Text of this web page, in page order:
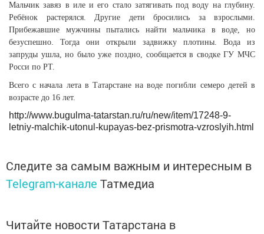
Мальчик завяз в иле и его стало затягивать под воду на глубину.
Ребёнок растерялся. Другие дети бросились за взрослыми.
Прибежавшие мужчины пытались найти мальчика в воде, но
безуспешно. Тогда они открыли задвижку плотины. Вода из
запруды ушла, но было уже поздно, сообщается в сводке ГУ МЧС
Росси по РТ.
Всего с начала лета в Татарстанена воде погибли семеро детей в
возрасте до 16 лет.
http://www.bugulma-tatarstan.ru/ru/new/item/17248-9-
letniy-malchik-utonul-kupayas-bez-prismotra-vzroslyih.html
Следите за самым важным и интересным в
Telegram-канале Татмедиа
Читайте новости Татарстана в